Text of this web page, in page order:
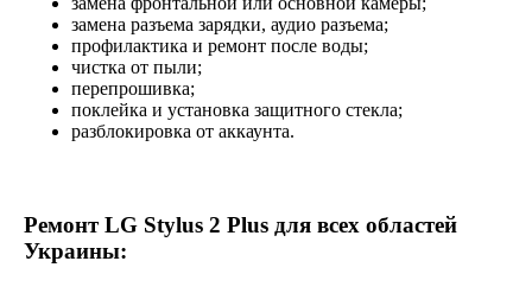
замена разъема зарядки, аудио разъема;
профилактика и ремонт после воды;
чистка от пыли;
перепрошивка;
поклейка и установка защитного стекла;
разблокировка от аккаунта.
Ремонт LG Stylus 2 Plus для всех областей
Украины: